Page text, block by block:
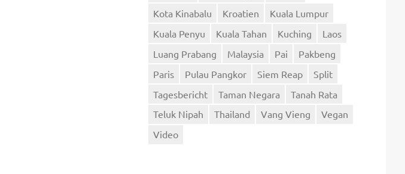
Kota Kinabalu
Kroatien
Kuala Lumpur
Kuala Penyu
Kuala Tahan Kuching
Laos
Luang Prabang
Malaysia Pai
Pakbeng
Paris
Pulau Pangkor Siem Reap
Split
Tagesbericht
Taman Negara
Tanah Rata
Teluk Nipah
Thailand Vang Vieng
Vegan
Video